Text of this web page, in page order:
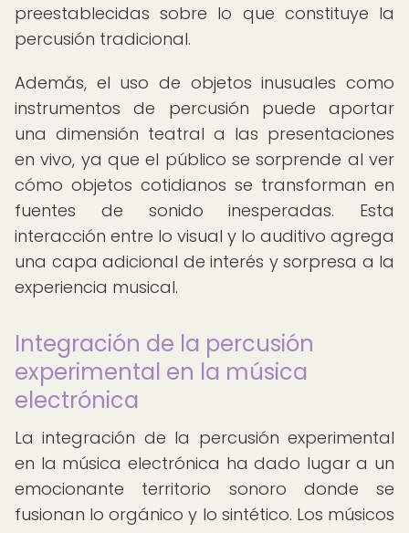
preestablecidas sobre lo que constituye la
percusión tradicional.
Además, el uso de objetos inusuales como
instrumentos de percusión puede aportar
una dimensión teatral a las presentaciones
en vivo, ya que el público se sorprende al ver
cómo objetos cotidianos se transforman en
fuentes de sonido inesperadas. Esta
interacción entre lo visual y lo auditivo agrega
una capa adicional de interés y sorpresa a la
experiencia musical.
Integración de la percusión
experimental en la música
electrónica
La integración de la percusión experimental
en la música electrónica ha dado lugar a un
emocionante territorio sonoro donde se
fusionan lo orgánico y lo sintético. Los músicos